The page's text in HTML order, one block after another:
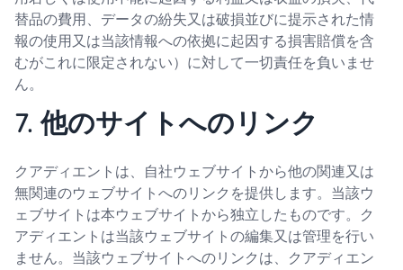
替品の費用、データの紛失又は破損並びに提示された情
報の使用又は当該情報への依拠に起因する損害賠償を含
むがこれに限定されない）に対して一切責任を負いませ
ん。
7. 他のサイトへのリンク
クアディエントは、自社ウェブサイトから他の関連又は
無関連のウェブサイトへのリンクを提供します。当該ウ
ェブサイトは本ウェブサイトから独立したものです。ク
アディエントは当該ウェブサイトの編集又は管理を行い
ません。当該ウェブサイトへのリンクは、クアディエン